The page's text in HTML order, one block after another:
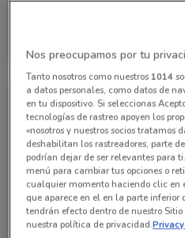
Caduca el 11/04
Nos preocupamos por tu
Tanto nosotros como nuestros 1014
a datos personales, como datos de
en tu dispositivo. Si seleccionas
tecnologías de rastreo apoyen los
«nosotros y nuestros socios tratamos
deshabilitan los rastreadores, parte
podrían dejar de ser relevantes para
menú para cambiar tus opciones o
cualquier momento haciendo clic en
que aparece en el en la parte inferior
tendrán efecto dentro de nuestro
nuestra política de privacidad.